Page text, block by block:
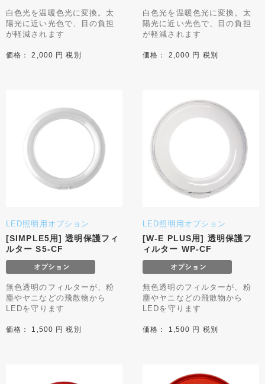
白色光を温暖色光に変換。太
陽光に近い光色で、目の負担
が軽減されます
価格： 2,000 円 税別
白色光を温暖色光に変換。太
陽光に近い光色で、目の負担
が軽減されます
価格： 2,000 円 税別
LED照明用オプション
[SIMPLE5用] 透明保護フィ
ルター S5-CF
無色透明のフィルターが、粉
塵やヤニなどの飛散物から
LEDを守ります
価格： 1,500 円 税別
LED照明用オプション
[W-E PLUS用] 透明保護フ
ィルター WP-CF
無色透明のフィルターが、粉
塵やヤニなどの飛散物から
LEDを守ります
価格： 1,500 円 税別